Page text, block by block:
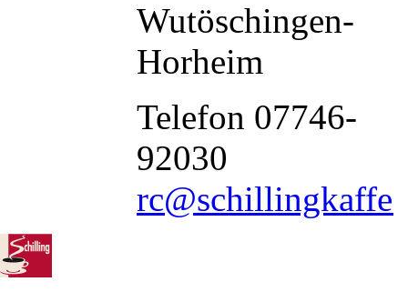
Wutöschingen-
Horheim
Telefon 07746-
92030